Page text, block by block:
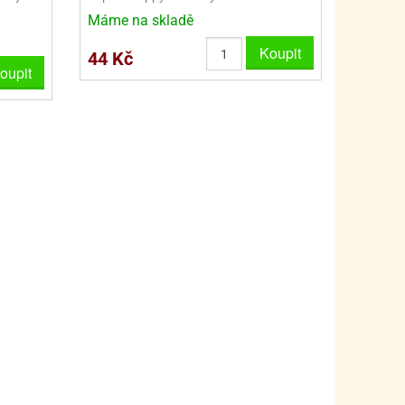
SKLENĚNÉ DÓZY A LAHVE
VAKUOVÉ UCHOVÁNÍ POTRAVIN
PLECHOVÉ KRABIČKY
PRO FANOUŠKY ŠMOULŮ - THE SMURFS
PRO FANOUŠKY TLAPKOVÉ PATROLY - PAW
PRO FANOUŠKY TROLLS - TROLOVÉ
Máme na skladě
44 Kč Koupit